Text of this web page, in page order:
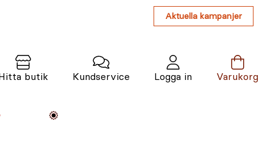
Aktuella kampanjer
butik Kundservice Logga in Varukorg